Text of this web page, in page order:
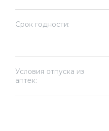
Срок годности:
Условия отпуска из
аптек: